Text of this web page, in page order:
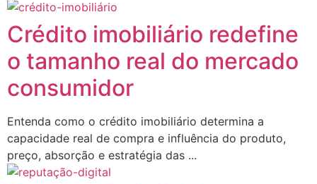
Crédito imobiliário redefine
o tamanho real do mercado
consumidor
Entenda como o crédito imobiliário determina a
capacidade real de compra e influência do produto,
preço, absorção e estratégia das ...